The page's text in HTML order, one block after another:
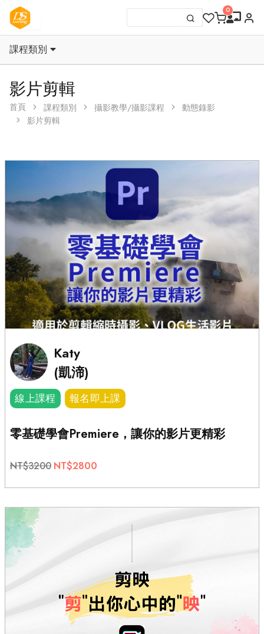
課程類別
影片剪輯
首頁 課程類別 攝影教學/攝影課程
動態錄影
影片剪輯
Katy
(凱渧)
線上課程 報名即上課
零基礎學會Premiere，讓你的影片更精彩
NT$3200 NT$2800